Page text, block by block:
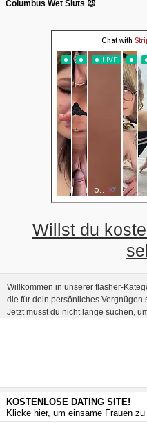
Columbus Wet Sluts 😈
Willst du
Willkommen in unserer flasher-
die für dein persönliches Vergnügen
Jetzt musst du nicht lange suchen,
aus, weil sie auch von
wird entsprechend unglaublich sein:
Models … Was auch immer du
PICTOA.COM ©
KOSTENLOSE DATING SITE!
Klicke hier, um einsame Frauen